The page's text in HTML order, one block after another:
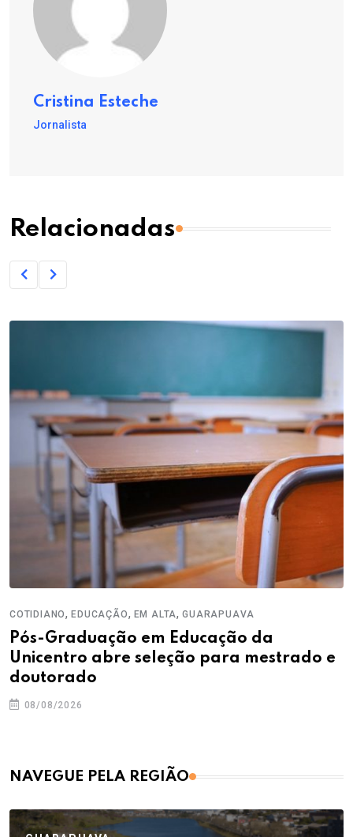
Cristina Esteche
Jornalista
Relacionadas
COTIDIANO,EDUCAÇÃO, EM ALTA,GUARAPUAVA
Pós-Graduação em Educação da
Unicentro abre seleção para mestrado e
doutorado
08/08/2026
NAVEGUE PELA REGIÃO